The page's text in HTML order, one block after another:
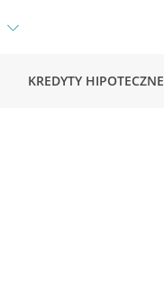
KREDYTY HIPOTECZNE